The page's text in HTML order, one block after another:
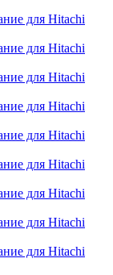
для Hitachi
для Hitachi
для Hitachi
для Hitachi
для Hitachi
для Hitachi
для Hitachi
для Hitachi
для Hitachi